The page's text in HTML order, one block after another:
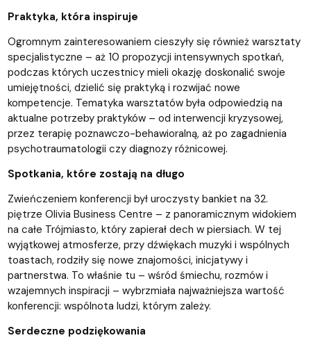
Praktyka, która inspiruje
Ogromnym zainteresowaniem cieszyły się również warsztaty
specjalistyczne – aż 10 propozycji intensywnych spotkań,
podczas których uczestnicy mieli okazję doskonalić swoje
umiejętności, dzielić się praktyką i rozwijać nowe
kompetencje. Tematyka warsztatów była odpowiedzią na
aktualne potrzeby praktyków – od interwencji kryzysowej,
przez terapię poznawczo-behawioralną, aż po zagadnienia
psychotraumatologii czy diagnozy różnicowej.
Spotkania, które zostają na długo
Zwieńczeniem konferencji był uroczysty bankiet na 32.
piętrze Olivia Business Centre – z panoramicznym widokiem
na całe Trójmiasto, który zapierał dech w piersiach. W tej
wyjątkowej atmosferze, przy dźwiękach muzyki i wspólnych
toastach, rodziły się nowe znajomości, inicjatywy i
partnerstwa. To właśnie tu – wśród śmiechu, rozmów i
wzajemnych inspiracji – wybrzmiała najważniejsza wartość
konferencji: wspólnota ludzi, którym zależy.
Serdeczne podziękowania